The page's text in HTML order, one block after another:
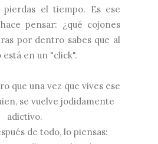
pierdas el tiempo. Es ese
pensar: ¿qué cojones
por dentro sabes que al
en un "click".
que una vez que vives ese
se vuelve jodidamente
adictivo.
de todo, lo piensas: